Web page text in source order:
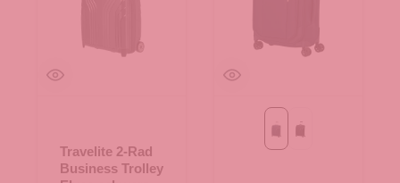
Travelite 2-Rad
Business Trolley
midnight blue
ozone black